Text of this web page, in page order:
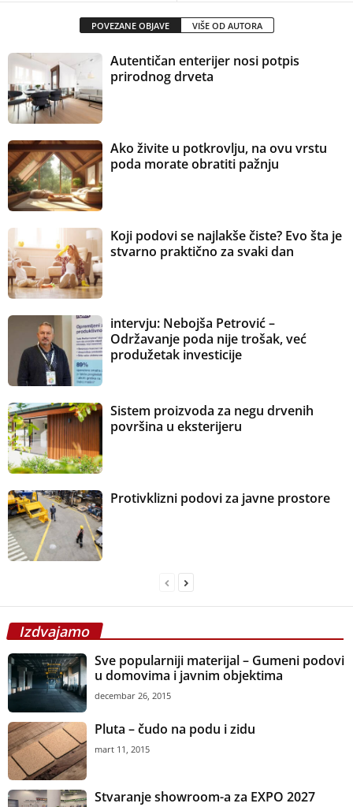
POVEZANE OBJAVE VIŠE OD AUTORA
Autentičan enterijer nosi potpis
prirodnog drveta
Ako živite u potkrovlju, na ovu vrstu
poda morate obratiti pažnju
Koji podovi se najlakše čiste? Evo šta je
stvarno praktično za svaki dan
intervju: Nebojša Petrović –
Održavanje poda nije trošak, već
produžetak investicije
Sistem proizvoda za negu drvenih
površina u eksterijeru
Protivklizni podovi za javne prostore
Izdvajamo
Sve popularniji materijal – Gumeni podovi
u domovima i javnim objektima
decembar 26, 2015
Pluta – čudo na podu i zidu
mart 11, 2015
Stvaranje showroom-a za EXPO 2027